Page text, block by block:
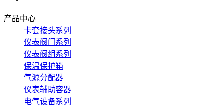
产品中心
卡套接头系列
仪表阀门系列
仪表阀组系列
保温保护箱
气源分配器
仪表辅助容器
电气设备系列